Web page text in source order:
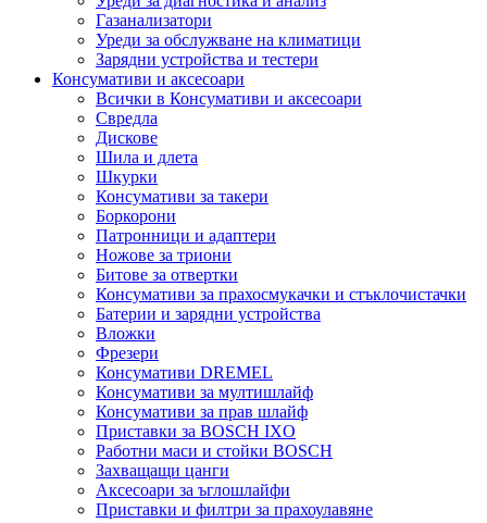
Газанализатори
Уреди за обслужване на климатици
Зарядни устройства и тестери
Консумативи и аксесоари
Всички в Консумативи и аксесоари
Свредла
Дискове
Шила и длета
Шкурки
Консумативи за такери
Боркорони
Патронници и адаптери
Ножове за триони
Битове за отвертки
Консумативи за прахосмукачки и стъклочистачки
Батерии и зарядни устройства
Вложки
Фрезери
Консумативи DREMEL
Консумативи за мултишлайф
Консумативи за прав шлайф
Приставки за BOSCH IXO
Работни маси и стойки BOSCH
Захващащи цанги
Аксесоари за ъглошлайфи
Приставки и филтри за прахоулавяне